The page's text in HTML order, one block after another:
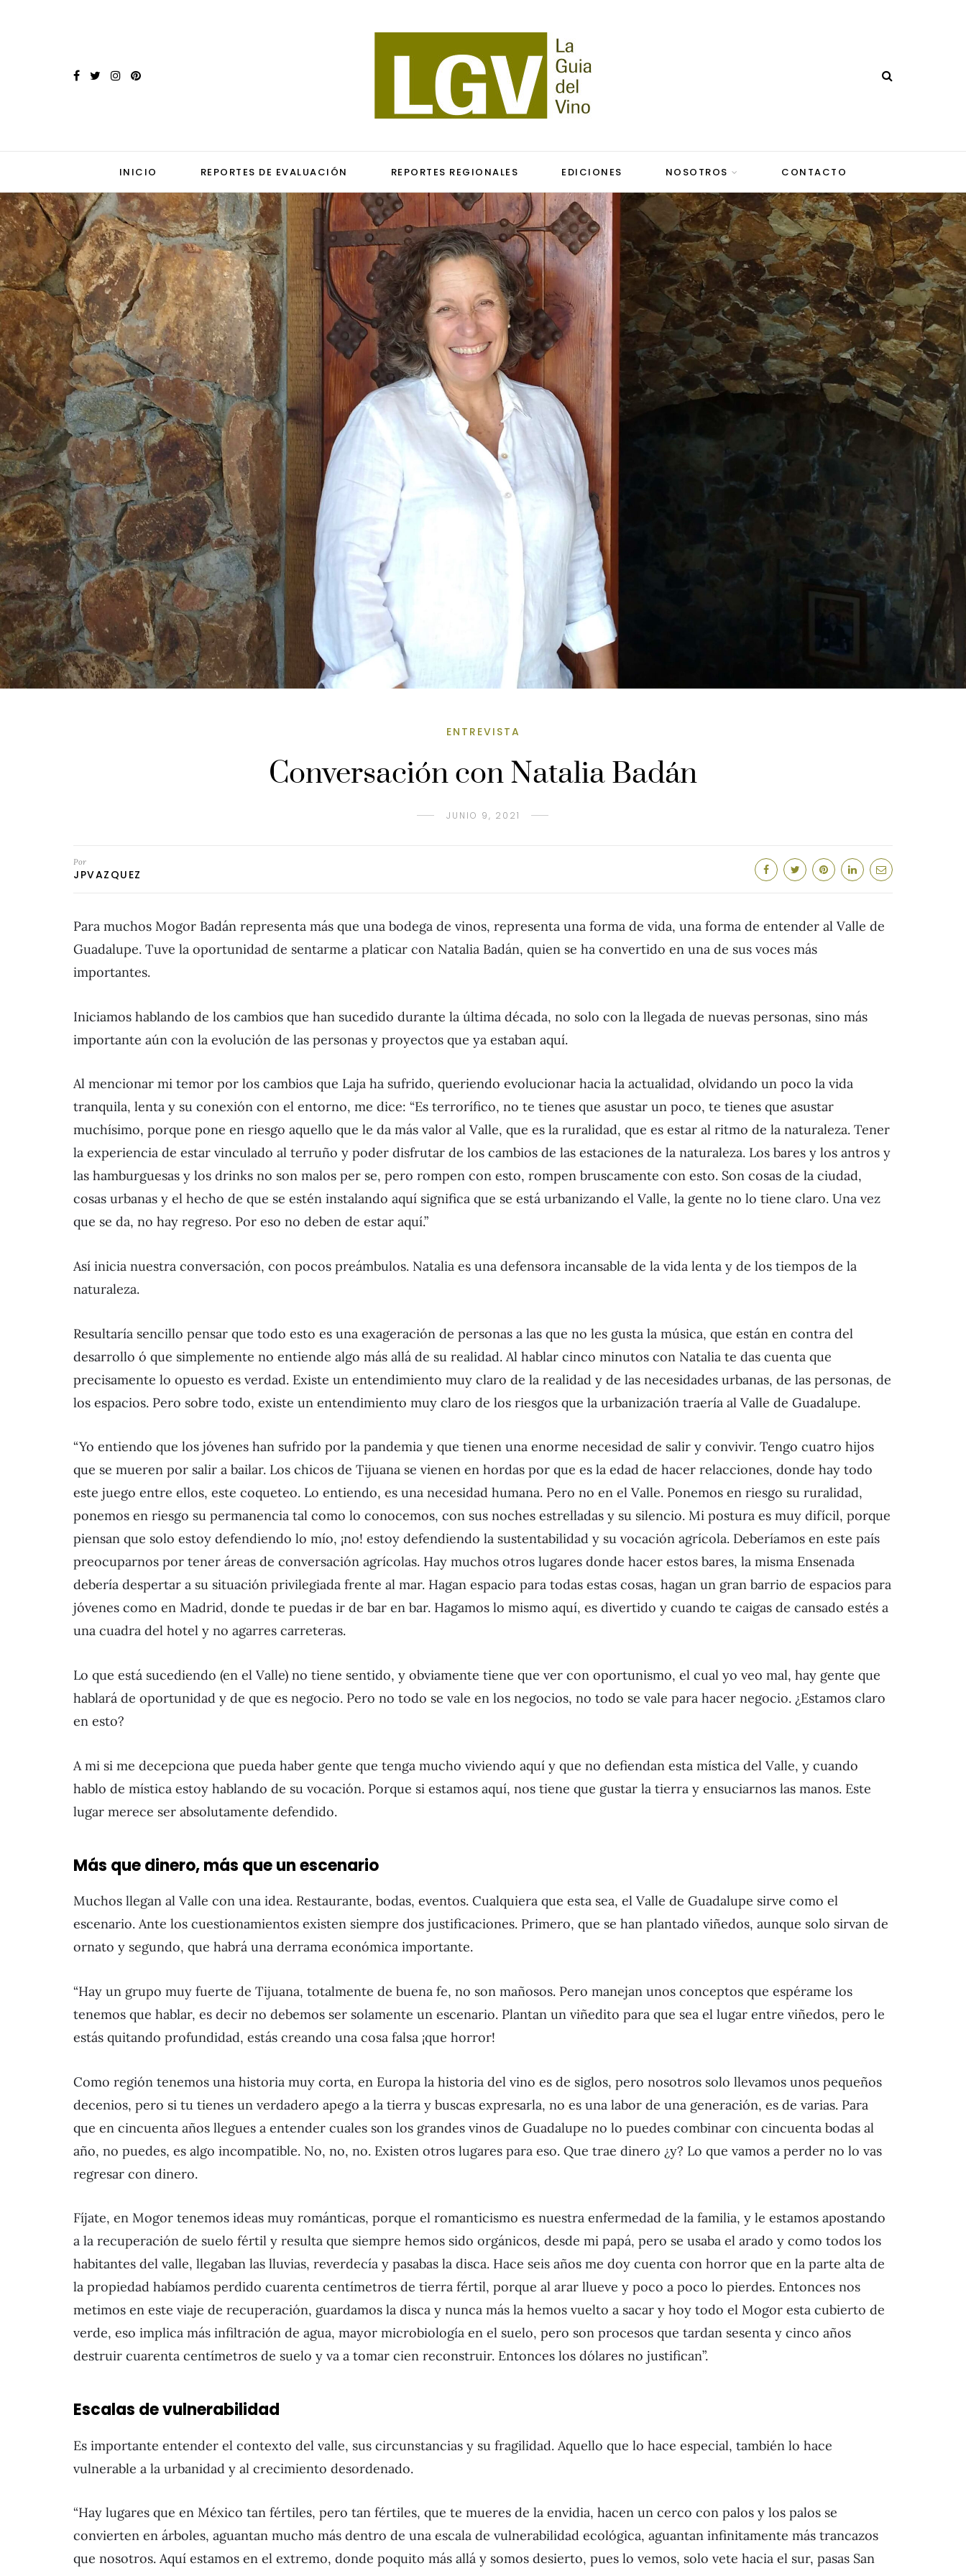
INICIO REPORTES DE EVALUACIÓN REPORTES REGIONALES EDICIONES NOSOTROS CONTACTO
ENTREVISTA
Conversación con Natalia Badán
JUNIO 9, 2021
Por
JPVAZQUEZ
Para muchos Mogor Badán representa más que una bodega de vinos, representa una forma de vida, una forma de entender al Valle de
Guadalupe. Tuve la oportunidad de sentarme a platicar con Natalia Badán, quien se ha convertido en una de sus voces más
importantes.
Iniciamos hablando de los cambios que han sucedido durante la última década, no solo con la llegada de nuevas personas, sino más
importante aún con la evolución de las personas y proyectos que ya estaban aquí.
Al mencionar mi temor por los cambios que Laja ha sufrido, queriendo evolucionar hacia la actualidad, olvidando un poco la vida
tranquila, lenta y su conexión con el entorno, me dice: “Es terrorífico, no te tienes que asustar un poco, te tienes que asustar
muchísimo, porque pone en riesgo aquello que le da más valor al Valle, que es la ruralidad, que es estar al ritmo de la naturaleza. Tener
la experiencia de estar vinculado al terruño y poder disfrutar de los cambios de las estaciones de la naturaleza. Los bares y los antros y
las hamburguesas y los drinks no son malos per se, pero rompen con esto, rompen bruscamente con esto. Son cosas de la ciudad,
cosas urbanas y el hecho de que se estén instalando aquí significa que se está urbanizando el Valle, la gente no lo tiene claro. Una vez
que se da, no hay regreso. Por eso no deben de estar aquí.”
Así inicia nuestra conversación, con pocos preámbulos. Natalia es una defensora incansable de la vida lenta y de los tiempos de la
naturaleza.
Resultaría sencillo pensar que todo esto es una exageración de personas a las que no les gusta la música, que están en contra del
desarrollo ó que simplemente no entiende algo más allá de su realidad. Al hablar cinco minutos con Natalia te das cuenta que
precisamente lo opuesto es verdad. Existe un entendimiento muy claro de la realidad y de las necesidades urbanas, de las personas, de
los espacios. Pero sobre todo, existe un entendimiento muy claro de los riesgos que la urbanización traería al Valle de Guadalupe.
“Yo entiendo que los jóvenes han sufrido por la pandemia y que tienen una enorme necesidad de salir y convivir. Tengo cuatro hijos
que se mueren por salir a bailar. Los chicos de Tijuana se vienen en hordas por que es la edad de hacer relacciones, donde hay todo
este juego entre ellos, este coqueteo. Lo entiendo, es una necesidad humana. Pero no en el Valle. Ponemos en riesgo su ruralidad,
ponemos en riesgo su permanencia tal como lo conocemos, con sus noches estrelladas y su silencio. Mi postura es muy difícil, porque
piensan que solo estoy defendiendo lo mío, ¡no! estoy defendiendo la sustentabilidad y su vocación agrícola. Deberíamos en este país
preocuparnos por tener áreas de conversación agrícolas. Hay muchos otros lugares donde hacer estos bares, la misma Ensenada
debería despertar a su situación privilegiada frente al mar. Hagan espacio para todas estas cosas, hagan un gran barrio de espacios para
jóvenes como en Madrid, donde te puedas ir de bar en bar. Hagamos lo mismo aquí, es divertido y cuando te caigas de cansado estés a
una cuadra del hotel y no agarres carreteras.
Lo que está sucediendo (en el Valle) no tiene sentido, y obviamente tiene que ver con oportunismo, el cual yo veo mal, hay gente que
hablará de oportunidad y de que es negocio. Pero no todo se vale en los negocios, no todo se vale para hacer negocio. ¿Estamos claro
en esto?
A mi si me decepciona que pueda haber gente que tenga mucho viviendo aquí y que no defiendan esta mística del Valle, y cuando
hablo de mística estoy hablando de su vocación. Porque si estamos aquí, nos tiene que gustar la tierra y ensuciarnos las manos. Este
lugar merece ser absolutamente defendido.
Más que dinero, más que un escenario
Muchos llegan al Valle con una idea. Restaurante, bodas, eventos. Cualquiera que esta sea, el Valle de Guadalupe sirve como el
escenario. Ante los cuestionamientos existen siempre dos justificaciones. Primero, que se han plantado viñedos, aunque solo sirvan de
ornato y segundo, que habrá una derrama económica importante.
“Hay un grupo muy fuerte de Tijuana, totalmente de buena fe, no son mañosos. Pero manejan unos conceptos que espérame los
tenemos que hablar, es decir no debemos ser solamente un escenario. Plantan un viñedito para que sea el lugar entre viñedos, pero le
estás quitando profundidad, estás creando una cosa falsa ¡que horror!
Como región tenemos una historia muy corta, en Europa la historia del vino es de siglos, pero nosotros solo llevamos unos pequeños
decenios, pero si tu tienes un verdadero apego a la tierra y buscas expresarla, no es una labor de una generación, es de varias. Para
que en cincuenta años llegues a entender cuales son los grandes vinos de Guadalupe no lo puedes combinar con cincuenta bodas al
año, no puedes, es algo incompatible. No, no, no. Existen otros lugares para eso. Que trae dinero ¿y? Lo que vamos a perder no lo vas
regresar con dinero.
Fíjate, en Mogor tenemos ideas muy románticas, porque el romanticismo es nuestra enfermedad de la familia, y le estamos apostando
a la recuperación de suelo fértil y resulta que siempre hemos sido orgánicos, desde mi papá, pero se usaba el arado y como todos los
habitantes del valle, llegaban las lluvias, reverdecía y pasabas la disca. Hace seis años me doy cuenta con horror que en la parte alta de
la propiedad habíamos perdido cuarenta centímetros de tierra fértil, porque al arar llueve y poco a poco lo pierdes. Entonces nos
metimos en este viaje de recuperación, guardamos la disca y nunca más la hemos vuelto a sacar y hoy todo el Mogor esta cubierto de
verde, eso implica más infiltración de agua, mayor microbiología en el suelo, pero son procesos que tardan sesenta y cinco años
destruir cuarenta centímetros de suelo y va a tomar cien reconstruir. Entonces los dólares no justifican”.
Escalas de vulnerabilidad
Es importante entender el contexto del valle, sus circunstancias y su fragilidad. Aquello que lo hace especial, también lo hace
vulnerable a la urbanidad y al crecimiento desordenado.
“Hay lugares que en México tan fértiles, pero tan fértiles, que te mueres de la envidia, hacen un cerco con palos y los palos se
convierten en árboles, aguantan mucho más dentro de una escala de vulnerabilidad ecológica, aguantan infinitamente más trancazos
que nosotros. Aquí estamos en el extremo, donde poquito más allá y somos desierto, pues lo vemos, solo vete hacia el sur, pasas San